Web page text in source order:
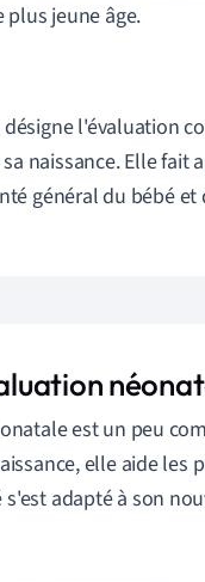
plus jeune âge.
l'évaluation
naissance. Elle
général du bébé
est un peu
elle aide
adapté à son